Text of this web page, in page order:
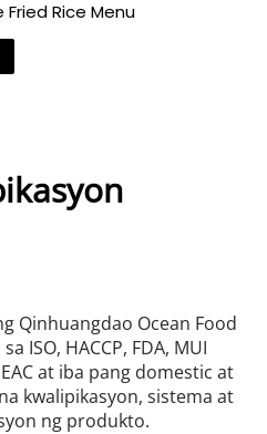
Fried Rice Menu
ISO, HACCP, FDA, MUI
EAC at iba pang domestic at
kwalipikasyon, sistema at
ng produkto.